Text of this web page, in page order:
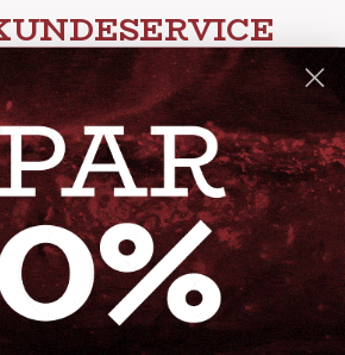
info@steak-out.dk
+45 53644030
man - fre kl. 10-15
GENVEJE